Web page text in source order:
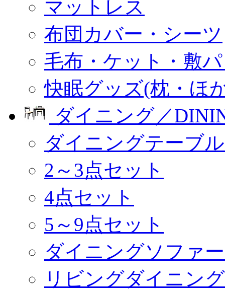
マットレス
布団カバー・シーツ
毛布・ケット・敷
快眠グッズ(枕・ほ
ダイニング／
ダイニングテーブ
2～3点セット
4点セット
5～9点セット
ダイニングソファ
リビングダイニン